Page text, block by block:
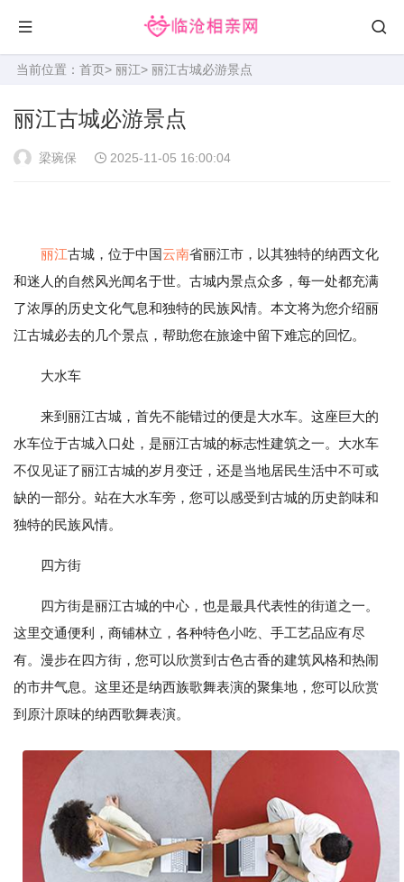
当前位置： 首页> 丽江> 丽江古城必游景点
丽江古城必游景点
梁琬保 2025-11-05 16:00:04
丽江古城，位于中国云南省丽江市，以其独特的纳西文化
和迷人的自然风光闻名于世。古城内景点众多，每一处都充满
了浓厚的历史文化气息和独特的民族风情。本文将为您介绍丽
江古城必去的几个景点，帮助您在旅途中留下难忘的回忆。
大水车
来到丽江古城，首先不能错过的便是大水车。这座巨大的
水车位于古城入口处，是丽江古城的标志性建筑之一。大水车
不仅见证了丽江古城的岁月变迁，还是当地居民生活中不可或
缺的一部分。站在大水车旁，您可以感受到古城的历史韵味和
独特的民族风情。
四方街
四方街是丽江古城的中心，也是最具代表性的街道之一。
这里交通便利，商铺林立，各种特色小吃、手工艺品应有尽
有。漫步在四方街，您可以欣赏到古色古香的建筑风格和热闹
的市井气息。这里还是纳西族歌舞表演的聚集地，您可以欣赏
到原汁原味的纳西歌舞表演。